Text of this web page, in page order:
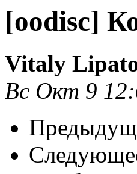
[oodisc]
Vitaly
Вс Окт 9